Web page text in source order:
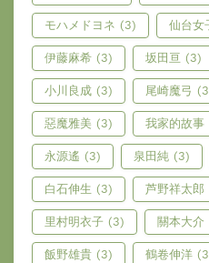
モハメドヨネ (3) 仙台女
伊藤麻希 (3) 坂田亘 (3)
小川良成 (3) 尾崎魔弓
惡魔雅美 (3) 我家的故事
永源遙 (3) 泉田純 (3)
白石伸生 (3) 芦野祥太郎
里村明衣子 (3) 關本大介
飯野雄貴 (3) 鶴卷伸洋